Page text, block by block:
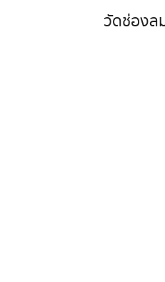
วัดช่องล